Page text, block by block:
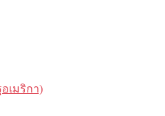
เมริกา)